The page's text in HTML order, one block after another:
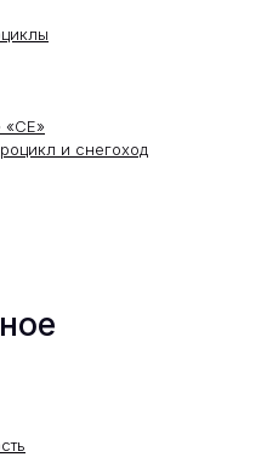
«СЕ»
и снегоход